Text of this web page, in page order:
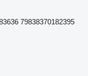
79838370182395